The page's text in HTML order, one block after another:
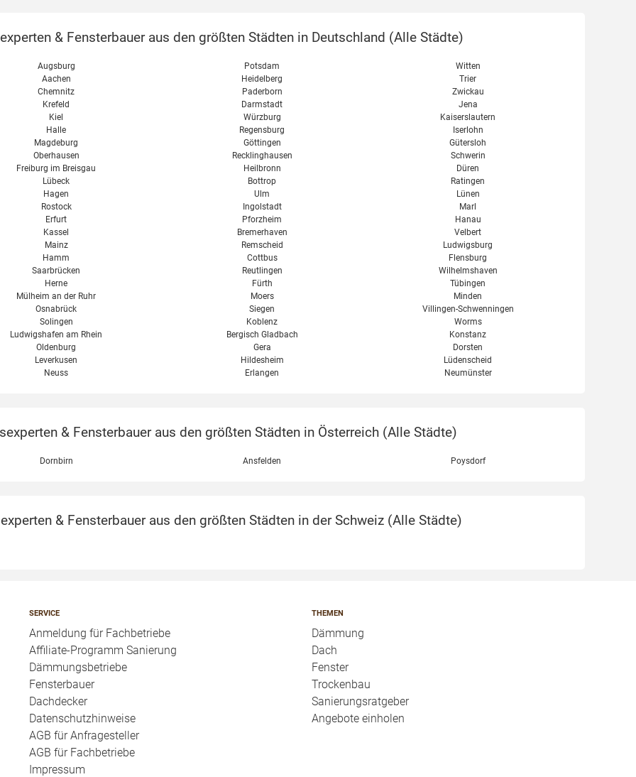
& Fensterbauer aus den größten Städten in Deutschland (Alle Städte)
Augsburg
Aachen
Chemnitz
Krefeld
Kiel
Halle
Magdeburg
Oberhausen
Freiburg im Breisgau
Lübeck
Hagen
Rostock
Erfurt
Kassel
Mainz
Hamm
Saarbrücken
Herne
Mülheim an der Ruhr
Osnabrück
Solingen
Ludwigshafen am Rhein
Oldenburg
Leverkusen
Neuss
Potsdam
Heidelberg
Paderborn
Darmstadt
Würzburg
Regensburg
Göttingen
Recklinghausen
Heilbronn
Bottrop
Ulm
Ingolstadt
Pforzheim
Bremerhaven
Remscheid
Cottbus
Reutlingen
Fürth
Moers
Siegen
Koblenz
Bergisch Gladbach
Gera
Hildesheim
Erlangen
Witten
Trier
Zwickau
Jena
Kaiserslautern
Iserlohn
Gütersloh
Schwerin
Düren
Ratingen
Lünen
Marl
Hanau
Velbert
Ludwigsburg
Flensburg
Wilhelmshaven
Tübingen
Minden
Villingen-Schwenningen
Worms
Konstanz
Dorsten
Lüdenscheid
Neumünster
& Fensterbauer aus den größten Städten in Österreich (Alle Städte)
Dornbirn Ansfelden Poysdorf
& Fensterbauer aus den größten Städten in der Schweiz (Alle Städte)
SERVICE
Anmeldung für Fachbetriebe
Affiliate-Programm Sanierung
Dämmungsbetriebe
Fensterbauer
Dachdecker
Datenschutzhinweise
AGB für Anfragesteller
AGB für Fachbetriebe
Impressum
THEMEN
Dämmung
Dach
Fenster
Trockenbau
Sanierungsratgeber
Angebote einholen